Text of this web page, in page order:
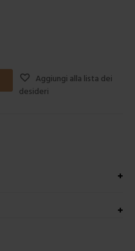
Aggiungi alla lista dei
desideri